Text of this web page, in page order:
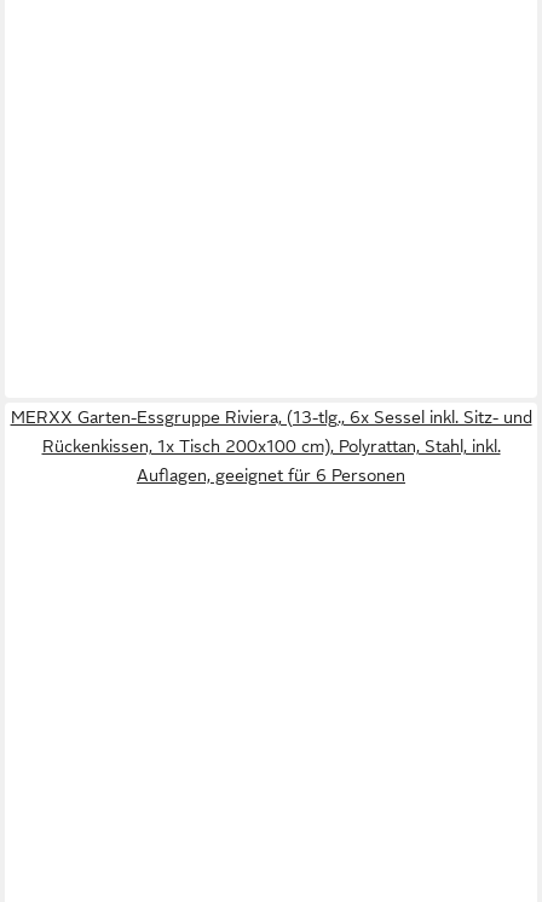
MERXX Garten-Essgruppe Riviera, (13-tlg., 6x Sessel inkl. Sitz- und
Rückenkissen, 1x Tisch 200x100 cm), Polyrattan, Stahl, inkl.
Auflagen, geeignet für 6 Personen